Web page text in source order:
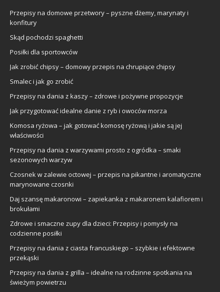
Przepisy na domowe przetwory – pyszne dżemy, marynaty i
konfitury
Skąd pochodzi spaghetti
Posiłki dla sportowców
Jak zrobić chipsy – domowy przepis na chrupiące chipsy
Smalec i jak go zrobić
Przepisy na dania z kaszy – zdrowe i pożywne propozycje
Jak przygotować idealne danie z ryb i owoców morza
Komosa ryżowa – jak gotować komosę ryżową i jakie są jej
właściwości
Przepisy na dania z warzywami prosto z ogródka – smaki
sezonowych warzyw
Czosnek w zalewie octowej – przepis na pikantne i aromatyczne
marynowane czosnki
Daj szansę makaronowi – zapiekanka z makaronem kalafiorem i
brokułami
Zdrowe i smaczne zupy dla dzieci: Przepisy i pomysły na
codzienne posiłki
Przepisy na dania z ciasta francuskiego – szybkie i efektowne
przekąski
Przepisy na dania z grilla – idealne na rodzinne spotkania na
świeżym powietrzu